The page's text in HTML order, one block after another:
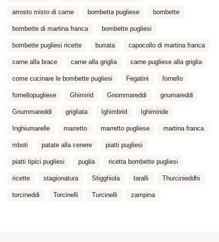
arrosto misto di carne bombetta pugliese bombette
bombette di martina franca bombette pugliesi
bombette pugliesi ricette burrata capocollo di martina franca
carne alla brace carne alla griglia carne pugliese alla griglia
come cucinare le bombette pugliesi Fegatini fornello
fornellopugliese Ghimirid Gnommareddi gnumareddi
Gnummareddi grigliata Ighimbrid Ighimiride
Inghiumarelle marretto marretto pugliese martina franca
mboti patate alla cenere piatti pugliesi
piatti tipici pugliesi puglia ricetta bombette pugliesi
ricette stagionatura Stigghiola taralli Thurcinieddhi
torcineddi Torcinelli Turcinelli zampina